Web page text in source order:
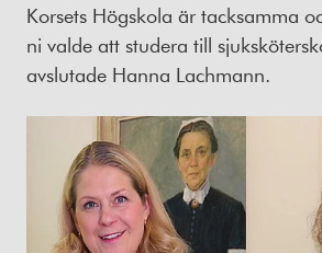
Korsets Högskola är tacksamma
ni valde att studera till
avslutade Hanna Lachmann.